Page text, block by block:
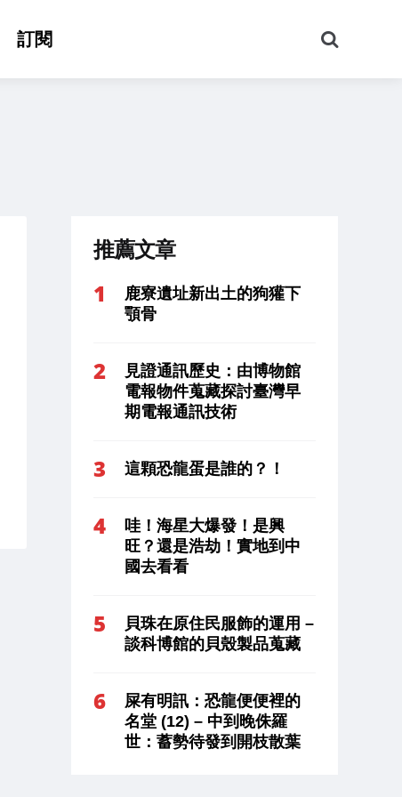
訂閱
尋
推薦文章
鹿寮遺址新出土的狗獾下
顎骨
見證通訊歷史：由博物館
電報物件蒐藏探討臺灣早
期電報通訊技術
這顆恐龍蛋是誰的？！
哇！海星大爆發！是興
旺？還是浩劫！實地到中
國去看看
貝珠在原住民服飾的運用 –
談科博館的貝殼製品蒐藏
屎有明訊：恐龍便便裡的
名堂 (12) – 中到晚侏羅
世：蓄勢待發到開枝散葉